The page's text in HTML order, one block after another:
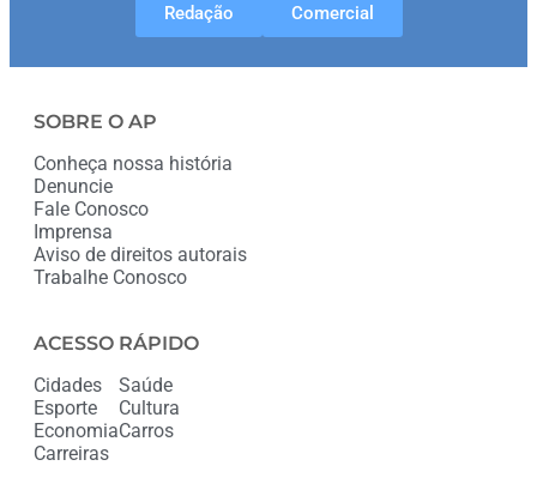
Redação Comercial
SOBRE O AP
Conheça nossa história
Denuncie
Fale Conosco
Imprensa
Aviso de direitos autorais
Trabalhe Conosco
ACESSO RÁPIDO
Cidades
Esporte
Economia
Carreiras
Saúde
Cultura
Carros